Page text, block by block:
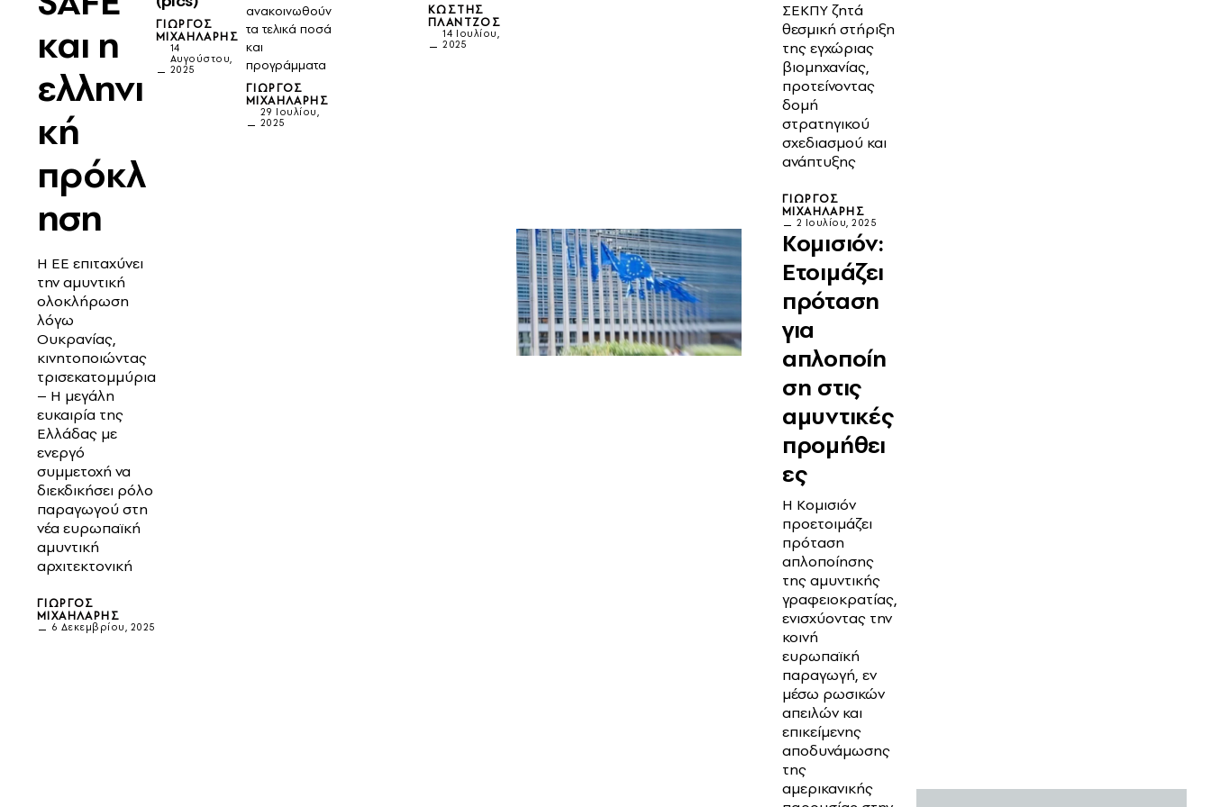
και η
ελληνι
κή
πρόκλ
ηση
Η ΕΕ επιταχύνει
την αμυντική
ολοκλήρωση
λόγω
Ουκρανίας,
κινητοποιώντας
τρισεκατομμύρια
– Η μεγάλη
ευκαιρία της
Ελλάδας με
ενεργό
συμμετοχή να
διεκδικήσει ρόλο
παραγωγού στη
νέα ευρωπαϊκή
αμυντική
αρχιτεκτονική
ΓΙΏΡΓΟΣ
ΜΙΧΑΗΛΆΡΗΣ
6 Δεκεμβρίου, 2025
ΓΙΏΡΓΟΣ
ΜΙΧΑΗΛΆΡΗΣ
14
Αυγούστου,
2025
ανακοινωθούν
τα τελικά ποσά
και
προγράμματα
ΓΙΏΡΓΟΣ
ΜΙΧΑΗΛΆΡΗΣ
29 Ιουλίου,
2025
ΚΩΣΤΉΣ
ΠΛΆΝΤΖΟΣ
14 Ιουλίου,
2025
ΣΕΚΠΥ ζητά
θεσμική στήριξη
της εγχώριας
βιομηχανίας,
προτείνοντας
δομή
στρατηγικού
σχεδιασμού και
ανάπτυξης
ΓΙΏΡΓΟΣ
ΜΙΧΑΗΛΆΡΗΣ
2 Ιουλίου, 2025
Κομισιόν:
Ετοιμάζει
πρόταση
για
απλοποίη
ση στις
αμυντικές
προμήθει
ες
Η Κομισιόν
προετοιμάζει
πρόταση
απλοποίησης
της αμυντικής
γραφειοκρατίας,
ενισχύοντας την
κοινή
ευρωπαϊκή
παραγωγή, εν
μέσω ρωσικών
απειλών και
επικείμενης
αποδυνάμωσης
της
αμερικανικής